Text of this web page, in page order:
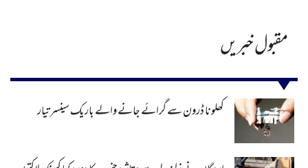
مقبول خبریں
کھلونا ڈرون سے گرائے جانے والے باریک سینسر تیار